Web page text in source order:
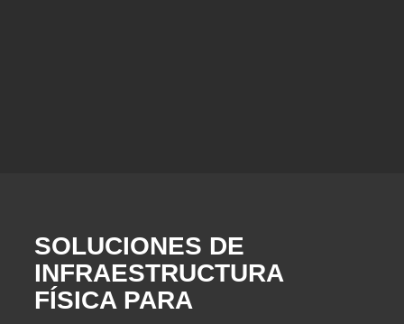
SOLUCIONES DE
INFRAESTRUCTURA
FÍSICA PARA